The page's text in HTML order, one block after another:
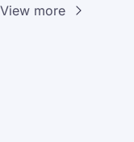
View more